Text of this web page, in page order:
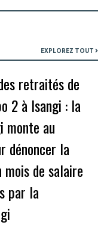
EXPLOREZ TOUT
retraités de
2 à Isangi : la
monte au
dénoncer la
mois de salaire
par la